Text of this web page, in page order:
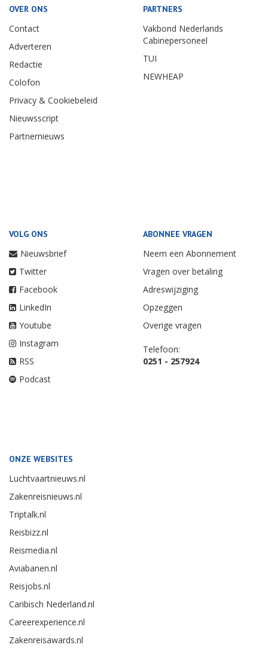
OVER ONS
Contact
Adverteren
Redactie
Colofon
Privacy & Cookiebeleid
Nieuwsscript
Partnernieuws
PARTNERS
Vakbond Nederlands
Cabinepersoneel
TUI
NEWHEAP
VOLG ONS
Nieuwsbrief
Twitter
Facebook
LinkedIn
Youtube
Instagram
RSS
Podcast
ABONNEE VRAGEN
Neem een Abonnement
Vragen over betaling
Adreswijziging
Opzeggen
Overige vragen
Telefoon:
0251 - 257924
ONZE WEBSITES
Luchtvaartnieuws.nl
Zakenreisnieuws.nl
Triptalk.nl
Reisbizz.nl
Reismedia.nl
Aviabanen.nl
Reisjobs.nl
Caribisch Nederland.nl
Careerexperience.nl
Zakenreisawards.nl